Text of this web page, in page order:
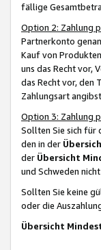
fällige
Option 2: Zahlung
Partnerkonto
Kauf von
uns das Recht vor,
das Recht vor, den
Zahlungsart
Option 3: Zahlung
Sollten Sie sich für
den in der
der Übersicht
und Schweden
Sollten Sie keine
oder die
Übersicht